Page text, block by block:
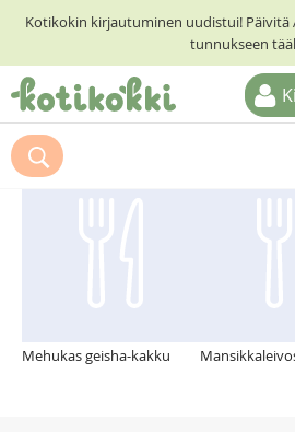
Kotikokin kirjautuminen uudistui!
tunnukseen
ETUSIVU
RESEPTIHAKU
Suosittelemme myös
Mehukas geisha-kakku